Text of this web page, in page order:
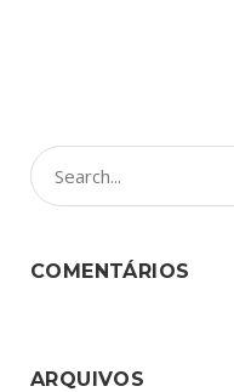
COMENTÁRIOS
ARQUIVOS